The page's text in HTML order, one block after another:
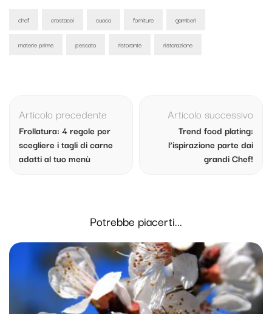
chef crostacei cuoco forniture gamberi
materie prime pescato ristorante ristorazione
articolo
Articolo precedente
Frollatura: 4 regole per
scegliere i tagli di carne
adatti al tuo menù
Articolo successivo
Trend food plating:
l’ispirazione parte dai
grandi Chef!
Potrebbe piacerti...